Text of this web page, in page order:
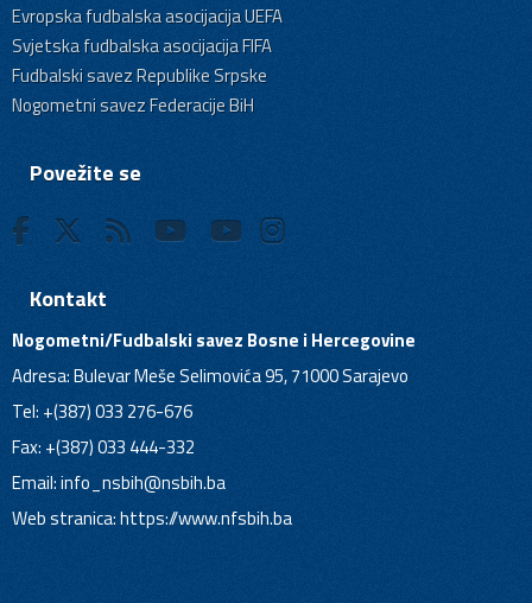
Evropska fudbalska asocijacija UEFA
Svjetska fudbalska asocijacija FIFA
Fudbalski savez Republike Srpske
Nogometni savez Federacije BiH
Povežite se
Kontakt
Nogometni/Fudbalski savez Bosne i Hercegovine
Adresa: Bulevar Meše Selimovića 95, 71000 Sarajevo
Tel: +(387) 033 276-676
Fax: +(387) 033 444-332
Email:info_nsbih@nsbih.ba
Web stranica: https://www.nfsbih.ba